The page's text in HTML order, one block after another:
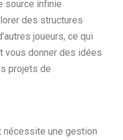
source infinie
des structures
joueurs, ce qui
vous donner des idées
projets de
nécessite une gestion